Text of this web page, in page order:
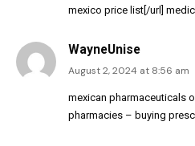
mexico price list[/url]
WayneUnise
August 2, 2024 at 8:56 am
mexican pharmaceuticals
pharmacies – buying